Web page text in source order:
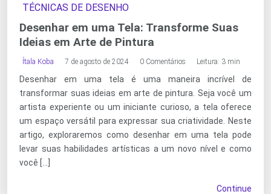
TÉCNICAS DE DESENHO
Desenhar em uma Tela: Transforme Suas
Ideias em Arte de Pintura
Ítala Koba 7 de agosto de 2024 0 Comentários Leitura: 3 min
Desenhar em uma tela é uma maneira incrível de
transformar suas ideias em arte de pintura. Seja você um
artista experiente ou um iniciante curioso, a tela oferece
um espaço versátil para expressar sua criatividade. Neste
artigo, exploraremos como desenhar em uma tela pode
levar suas habilidades artísticas a um novo nível e como
você […]
Continue